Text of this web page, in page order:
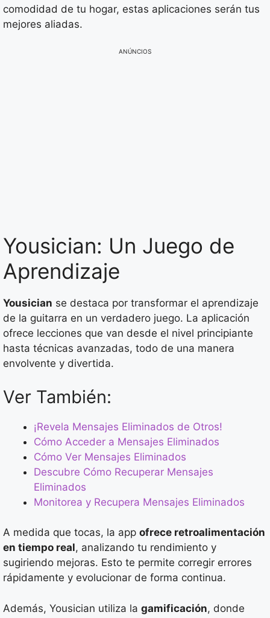
comodidad de tu hogar, estas aplicaciones serán tus
mejores aliadas.
ANÚNCIOS
Yousician: Un Juego de
Aprendizaje
Yousician se destaca por transformar el aprendizaje
de la guitarra en un verdadero juego. La aplicación
ofrece lecciones que van desde el nivel principiante
hasta técnicas avanzadas, todo de una manera
envolvente y divertida.
Ver También:
¡Revela Mensajes Eliminados de Otros!
Cómo Acceder a Mensajes Eliminados
Cómo Ver Mensajes Eliminados
Descubre Cómo Recuperar Mensajes
Eliminados
Monitorea y Recupera Mensajes Eliminados
A medida que tocas, la app ofrece retroalimentación
en tiempo real, analizando tu rendimiento y
sugiriendo mejoras. Esto te permite corregir errores
rápidamente y evolucionar de forma continua.
Además, Yousician utiliza la gamificación, donde